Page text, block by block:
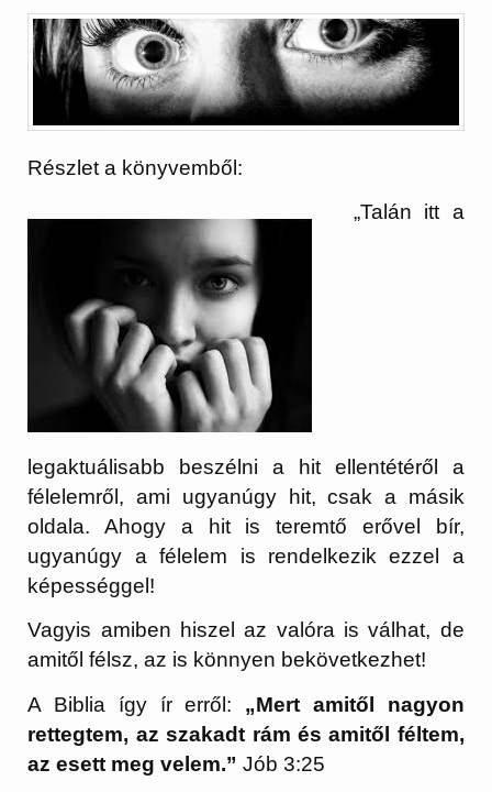
Részlet a könyvemből:
„Talán itt a
legaktuálisabb beszélni a hit ellentétéről a
félelemről, ami ugyanúgy hit, csak a másik
oldala. Ahogy a hit is teremtő erővel bír,
ugyanúgy a félelem is rendelkezik ezzel a
képességgel!
Vagyis amiben hiszel az valóra is válhat, de
amitől félsz, az is könnyen bekövetkezhet!
A Biblia így ír erről: „Mert amitől nagyon
rettegtem, az szakadt rám és amitől féltem,
az esett meg velem.” Jób 3:25